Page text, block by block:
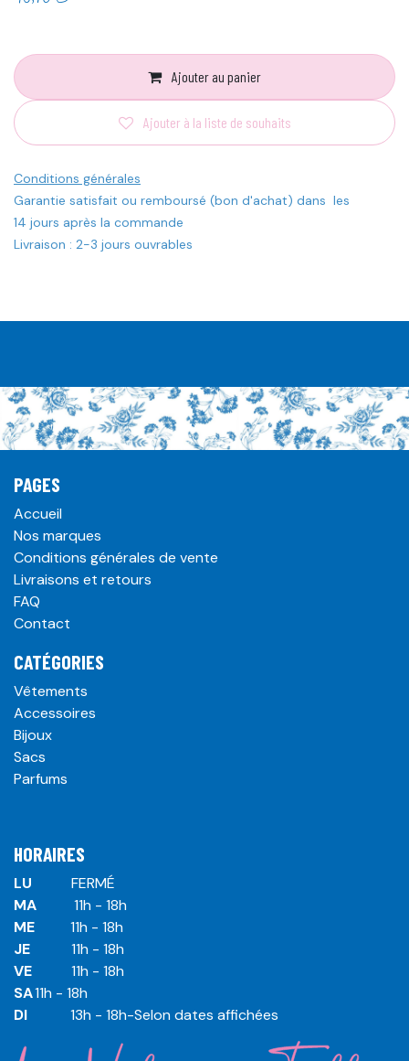
Ajouter au panier
Ajouter à la liste de souhaits
Conditions générales
Garantie satisfait ou remboursé (bon d'achat) dans les
14 jours après la commande
Livraison : 2-3 jours ouvrables
PAGES
Accueil
Nos marques
Conditions générales de vente
Livraisons et retours
FAQ
Contact
CATÉGORIES
Vêtements
Accessoires
Bijoux
Sacs
Parfums
HORAIRES
LU
​ ​FERMÉ
MA
​11h - 18h
ME
​11h - 18h
JE
​​11h - 18h
VE
​​​11h - 18h
SA​​​11h - 18h
DI
​​​ 13h - 18h-Selon dates affichées